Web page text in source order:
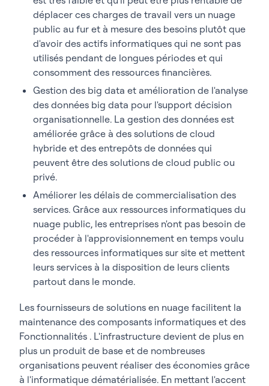
déplacer ces charges de travail vers un nuage
public au fur et à mesure des besoins plutôt que
d'avoir des actifs informatiques qui ne sont pas
utilisés pendant de longues périodes et qui
consomment des ressources financières.
Gestion des big data et amélioration de l'analyse
des données big data pour l'support décision
organisationnelle. La gestion des données est
améliorée grâce à des solutions de cloud
hybride et des entrepôts de données qui
peuvent être des solutions de cloud public ou
privé.
Améliorer les délais de commercialisation des
services. Grâce aux ressources informatiques du
nuage public, les entreprises n'ont pas besoin de
procéder à l'approvisionnement en temps voulu
des ressources informatiques sur site et mettent
leurs services à la disposition de leurs clients
partout dans le monde.
Les fournisseurs de solutions en nuage facilitent la
maintenance des composants informatiques et des
Fonctionnalités . L'infrastructure devient de plus en
plus un produit de base et de nombreuses
organisations peuvent réaliser des économies grâce
à l'informatique dématérialisée. En mettant l'accent